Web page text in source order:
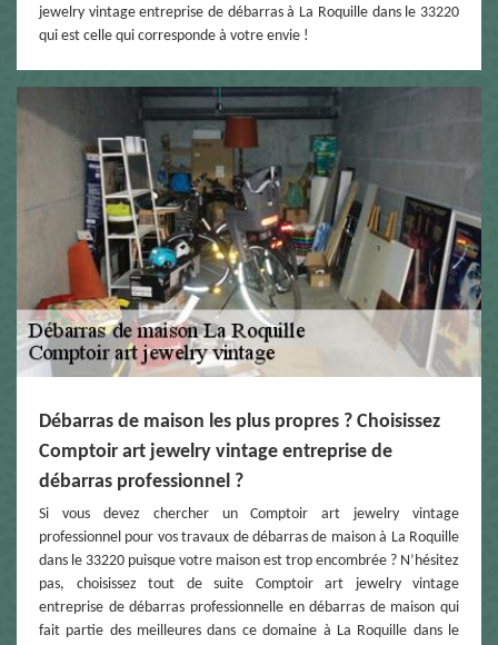
jewelry vintage entreprise de débarras à La Roquille dans le 33220
qui est celle qui corresponde à votre envie !
Débarras de maison les plus propres ? Choisissez
Comptoir art jewelry vintage entreprise de
débarras professionnel ?
Si vous devez chercher un Comptoir art jewelry vintage
professionnel pour vos travaux de débarras de maison à La Roquille
dans le 33220 puisque votre maison est trop encombrée ? N’hésitez
pas, choisissez tout de suite Comptoir art jewelry vintage
entreprise de débarras professionnelle en débarras de maison qui
fait partie des meilleures dans ce domaine à La Roquille dans le